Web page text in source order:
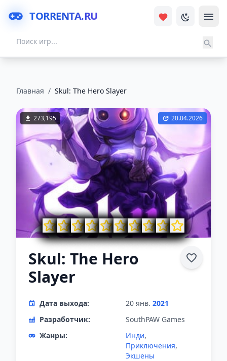
TORRENTA.RU
Главная / Skul: The Hero Slayer
273,195 20.04.2026
Skul: The Hero
Slayer
Дата выхода: 20 янв. 2021
Разработчик:
SouthPAW Games
Жанры:
Инди,
Приключения,
Экшены